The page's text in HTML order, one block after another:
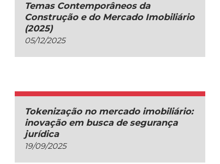
Temas Contemporâneos da
Construção e do Mercado Imobiliário
(2025)
05/12/2025
Tokenização no mercado imobiliário:
inovação em busca de segurança
jurídica
19/09/2025